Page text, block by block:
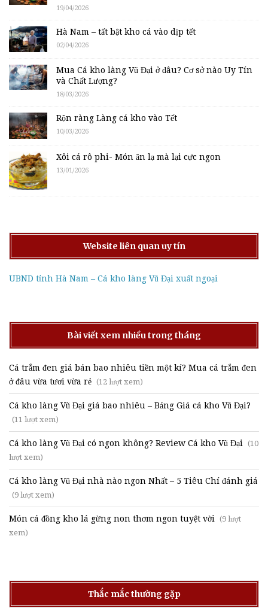
19/04/2026
Hà Nam – tất bật kho cá vào dịp tết
02/04/2026
Mua Cá kho làng Vũ Đại ở đâu? Cơ sở nào Uy Tín
và Chất Lượng?
18/03/2026
Rộn ràng Làng cá kho vào Tết
10/03/2026
Xôi cá rô phi- Món ăn lạ mà lại cực ngon
13/01/2026
Website liên quan uy tín
UBND tỉnh Hà Nam – Cá kho làng Vũ Đại xuất ngoại
Bài viết xem nhiều trong tháng
Cá trắm đen giá bán bao nhiêu tiền một kí? Mua cá trắm đen
ở đâu vừa tươi vừa rẻ (12 lượt xem)
Cá kho làng Vũ Đại giá bao nhiêu – Bảng Giá cá kho Vũ Đại?
(11 lượt xem)
Cá kho làng Vũ Đại có ngon không? Review Cá kho Vũ Đại (10
lượt xem)
Cá kho làng Vũ Đại nhà nào ngon Nhất – 5 Tiêu Chí đánh giá
(9 lượt xem)
Món cá đồng kho lá gừng non thơm ngon tuyệt vời (9 lượt
xem)
Thắc mắc thường gặp